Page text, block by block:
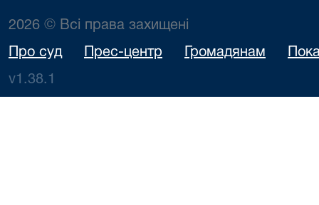
2026 © Всі права захищені
Про суд Прес-центр Громадянам
v1.38.1